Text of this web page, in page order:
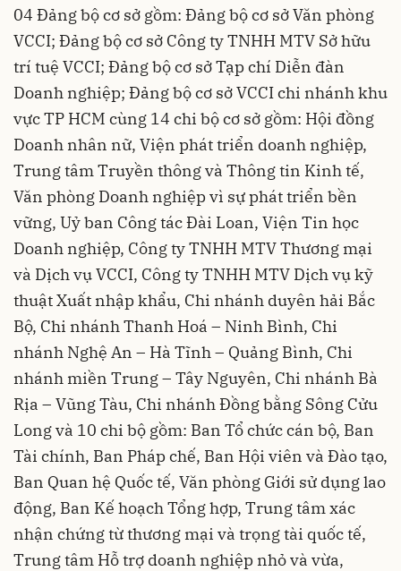
04 Đảng bộ cơ sở gồm: Đảng bộ cơ sở Văn phòng
VCCI; Đảng bộ cơ sở Công ty TNHH MTV Sở hữu
trí tuệ VCCI; Đảng bộ cơ sở Tạp chí Diễn đàn
Doanh nghiệp; Đảng bộ cơ sở VCCI chi nhánh khu
vực TP HCM cùng 14 chi bộ cơ sở gồm: Hội đồng
Doanh nhân nữ, Viện phát triển doanh nghiệp,
Trung tâm Truyền thông và Thông tin Kinh tế,
Văn phòng Doanh nghiệp vì sự phát triển bền
vững, Uỷ ban Công tác Đài Loan, Viện Tin học
Doanh nghiệp, Công ty TNHH MTV Thương mại
và Dịch vụ VCCI, Công ty TNHH MTV Dịch vụ kỹ
thuật Xuất nhập khẩu, Chi nhánh duyên hải Bắc
Bộ, Chi nhánh Thanh Hoá – Ninh Bình, Chi
nhánh Nghệ An – Hà Tĩnh – Quảng Bình, Chi
nhánh miền Trung – Tây Nguyên, Chi nhánh Bà
Rịa – Vũng Tàu, Chi nhánh Đồng bằng Sông Cửu
Long và 10 chi bộ gồm: Ban Tổ chức cán bộ, Ban
Tài chính, Ban Pháp chế, Ban Hội viên và Đào tạo,
Ban Quan hệ Quốc tế, Văn phòng Giới sử dụng lao
động, Ban Kế hoạch Tổng hợp, Trung tâm xác
nhận chứng từ thương mại và trọng tài quốc tế,
Trung tâm Hỗ trợ doanh nghiệp nhỏ và vừa,